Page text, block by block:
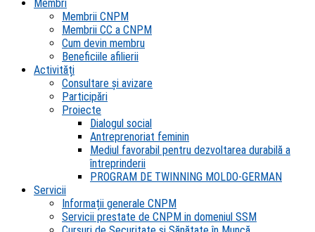
Membri
Membrii CNPM
Membrii CC a CNPM
Cum devin membru
Beneficiile afilierii
Activități
Consultare și avizare
Participări
Proiecte
Dialogul social
Antreprenoriat feminin
Mediul favorabil pentru dezvoltarea durabilă a
întreprinderii
PROGRAM DE TWINNING MOLDO-GERMAN
Servicii
Informații generale CNPM
Servicii prestate de CNPM in domeniul SSM